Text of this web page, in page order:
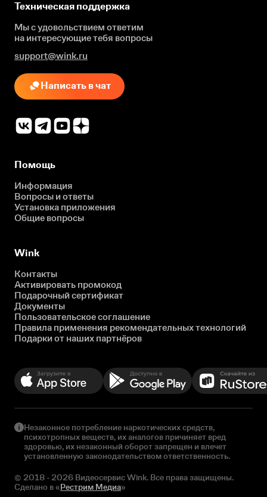
Техническая поддержка
Мы с удовольствием ответим
на интересующиетебя вопросы
support@wink.ru
Написать в чат
Помощь
Информация
Вопросы и ответы
Установка приложения
Общие вопросы
Wink
Контакты
Активировать промокод
Подарочный сертификат
Документы
Пользовательское соглашение
Правила применения рекомендательных технологий
Подарки от наших партнёров
Незаконное потребление наркотических средств,
психотропных веществ, их аналогов причиняет вред
здоровью, их незаконный оборот запрещен и влечет
установленную законодательством ответственность.
© 2018 - 2026 Видеосервис Wink. Все права защищены.
Сделано в «Рестрим Медиа»